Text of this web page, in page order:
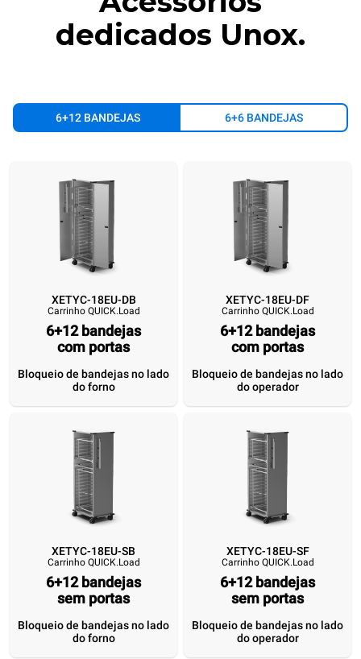
dedicados Unox.
6+12 BANDEJAS 6+6 BANDEJAS
XETYC-18EU-DB
Carrinho QUICK.Load
6+12 bandejas
Bloqueio de
XETYC-18EU-DF
Carrinho QUICK.Load
6+12 bandejas
XETYC-18EU-SB
Carrinho QUICK.Load
6+12 bandejas
Bloqueio de
XETYC-
Carrinho
6+12
XETYC-18EU-DB
Carrinho QUICK.Load
6+12 bandejas
com portas
Bloqueio de bandejas no lado
do forno
XETYC-18EU-DF
Carrinho QUICK.Load
6+12 bandejas
com portas
Bloqueio de bandejas no lado
do operador
XETYC-18EU-SB
Carrinho QUICK.Load
6+12 bandejas
sem portas
Bloqueio de bandejas no lado
do forno
XETYC-18EU-SF
Carrinho QUICK.Load
6+12 bandejas
sem portas
Bloqueio de bandejas no lado
do operador